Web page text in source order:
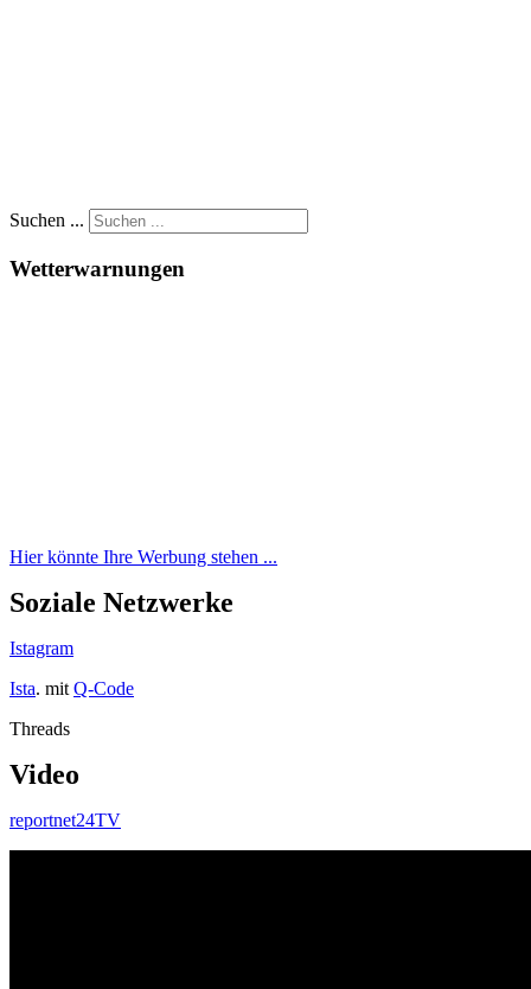
Suchen ...
Wetterwarnungen
Hier könnte Ihre Werbung stehen ...
Soziale Netzwerke
Istagram
Ista. mit Q-Code
Threads
Video
reportnet24TV